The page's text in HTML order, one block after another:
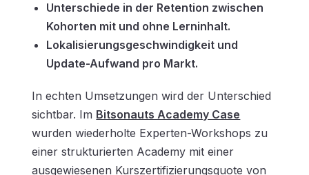
Unterschiede in der Retention zwischen
Kohorten mit und ohne Lerninhalt.
Lokalisierungsgeschwindigkeit und
Update-Aufwand pro Markt.
In echten Umsetzungen wird der Unterschied
sichtbar. Im Bitsonauts Academy Case
wurden wiederholte Experten-Workshops zu
einer strukturierten Academy mit einer
ausgewiesenen Kurszertifizierungsquote von